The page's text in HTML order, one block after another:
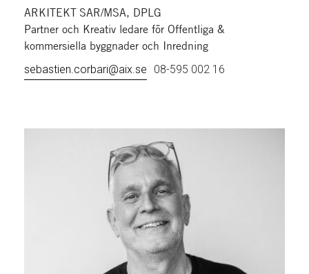
ARKITEKT SAR/MSA, DPLG
Partner och Kreativ ledare för Offentliga &
kommersiella byggnader och Inredning
sebastien.corbari@aix.se 08-595 002 16